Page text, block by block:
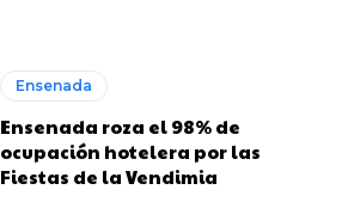
Ensenada
Ensenada roza el 98% de
ocupación hotelera por las
Fiestas de la Vendimia